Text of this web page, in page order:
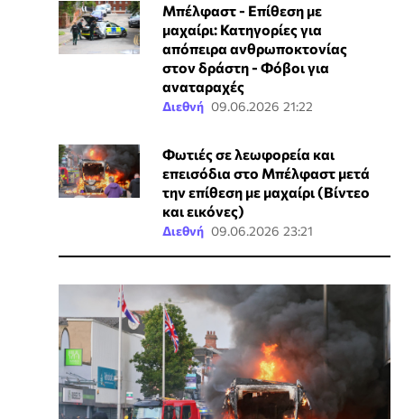
Μπέλφαστ - Επίθεση με
μαχαίρι: Κατηγορίες για
απόπειρα ανθρωποκτονίας
στον δράστη - Φόβοι για
αναταραχές
Διεθνή 09.06.2026 21:22
Φωτιές σε λεωφορεία και
επεισόδια στο Μπέλφαστ μετά
την επίθεση με μαχαίρι (Βίντεο
και εικόνες)
Διεθνή 09.06.2026 23:21